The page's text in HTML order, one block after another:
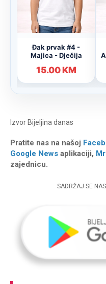
Izvor Bijeljina danas
Pratite nas na našoj
Google News aplikaciji,
zajednicu.
SADRŽAJ SE